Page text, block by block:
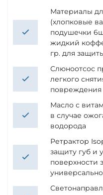
Материалы
(хлопковые
подушечки
жидкий
гр. для
Слюноотсос
легкого
Масло с
в случае
водорода
Ретрактор
защиту губ и
поверхности